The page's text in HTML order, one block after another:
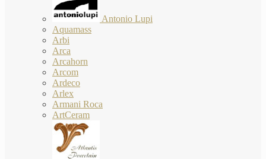
Antonio Lupi
Aquamass
Arbi
Arca
Arcahorn
Arcom
Ardeco
Arlex
Armani Roca
ArtCeram